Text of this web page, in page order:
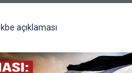
açıklaması